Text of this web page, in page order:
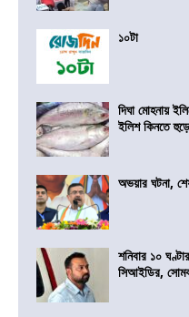
১০টা
দিঘা মোহনায়
ইলিশ কিনতে
অভয়ার ঘটনা,
শনিবার ১০
সিআইডির,